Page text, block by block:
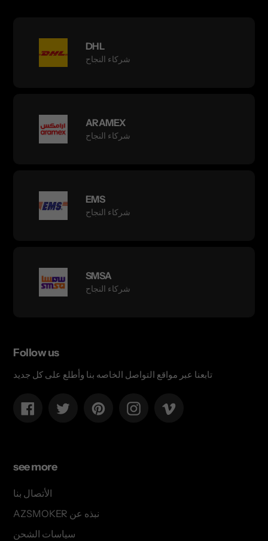
DHL
شركاء النجاح
ARAMEX
شركاء النجاح
EMS
شركاء النجاح
SMSA
شركاء النجاح
Follow us
تابعنا عبر مواقع التواصل الخاصه بنا وأطلع على كل جديد
Facebook Twitter PinterestInstagram
see more
الأتصال بنا
AZSMOKER نبذه عن
سياسات الشحن